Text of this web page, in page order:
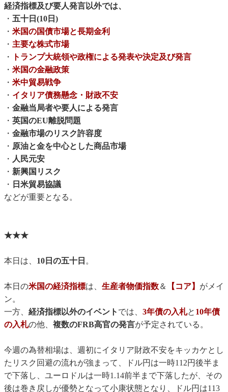
経済指標及び要人発言以外では、
・ 五十日(10日)
・ 米国の国債市場と長期金利
・ 主要な株式市場
・
トランプ大統領や政権による発表や決定及び発言
・ 米国の金融政策
・ 米中貿易戦争
・ イタリア債務懸念・財政不安
・ 金融当局者や要人による発言
・ 英国のEU離脱問題
・ 金融市場のリスク許容度
・ 原油と金を中心とした商品市場
・ 人民元安
・ 新興国リスク
・ 日米貿易協議
などが重要となる。
★★★
本日は、 10日の五十日 。
本日の米国の経済指標は、 生産者物価指数＆ 【コア】 がメイ
ン。
一方、 経済指標以外のイベント では、 3年債の入札と 10年債
の入札の他、 複数のFRB高官の発言が予定されている。
今週の為替相場は、週初にイタリア財政不安をキッカケとし
たリスク回避の流れが強まって、ドル円は一時112円後半ま
で下落し、ユーロドルは一時1.14前半まで下落したが、その
後は巻き戻しが優勢となって小康状態となり、ドル円は113